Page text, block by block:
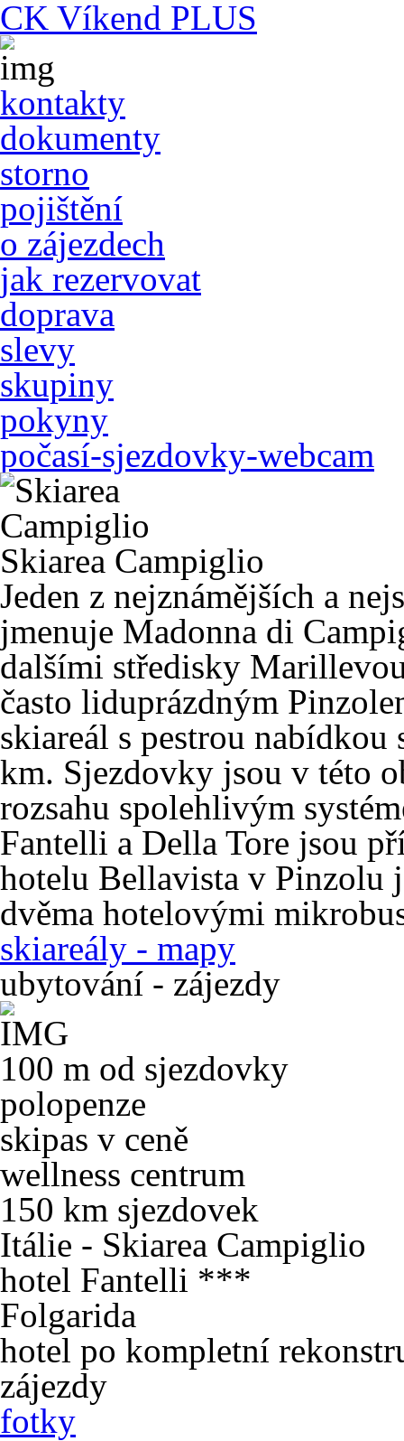
CK Víkend PLUS
kontakty
dokumenty
storno
pojištění
o zájezdech
jak rezervovat
doprava
slevy
skupiny
pokyny
počasí-sjezdovky-webcam
Skiarea Campiglio
Jeden z nejznámějších a
jmenuje Madonna di
dalšími středisky
často liduprázdným
skiareál s pestrou
km. Sjezdovky jsou v této
rozsahu spolehlivým
Fantelli a Della Tore jsou
hotelu Bellavista v Pinzolu
dvěma hotelovými
skiareály - mapy
ubytování - zájezdy
100 m od sjezdovky
polopenze
skipas v ceně
wellness centrum
150 km sjezdovek
Itálie - Skiarea Campiglio
hotel Fantelli ***
Folgarida
hotel po kompletní
zájezdy
fotky